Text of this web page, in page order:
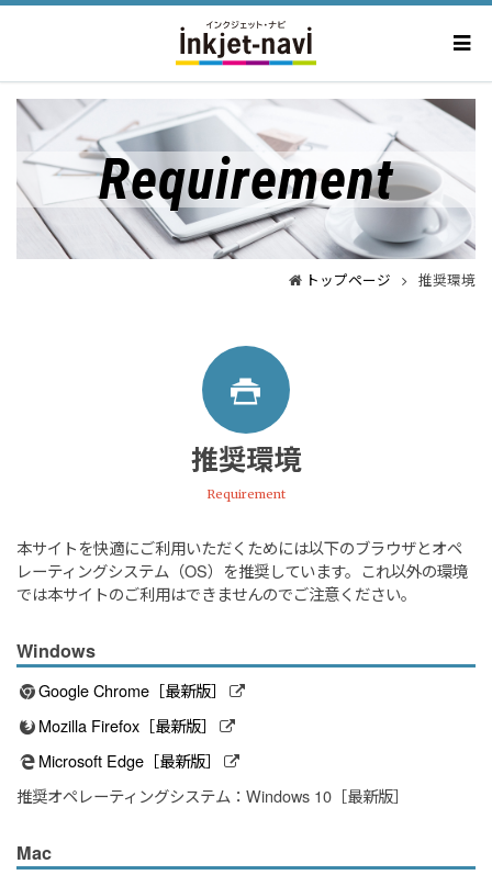
Requirement
トップページ 推奨環境
推奨環境
Requirement
本サイトを快適にご利用いただくためには以下のブラウザとオペ
レーティングシステム（OS）を推奨しています。これ以外の環境
では本サイトのご利用はできませんのでご注意ください。
Windows
Google Chrome［最新版］
Mozilla Firefox［最新版］
Microsoft Edge［最新版］
推奨オペレーティングシステム：Windows 10［最新版］
Mac